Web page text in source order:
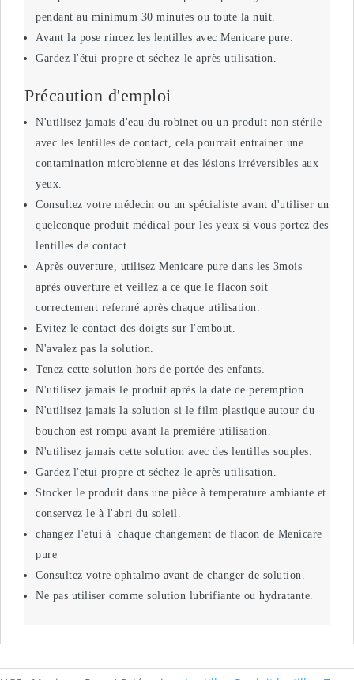
pendant au minimum 30 minutes ou toute la nuit.
Avant la pose rincez les lentilles avec Menicare pure.
Gardez l'étui propre et séchez-le après utilisation.
Précaution d'emploi
N'utilisez jamais d'eau du robinet ou un produit non stérile
avec les lentilles de contact, cela pourrait entrainer une
contamination microbienne et des lésions irréversibles aux
yeux.
Consultez votre médecin ou un spécialiste avant d'utiliser un
quelconque produit médical pour les yeux si vous portez des
lentilles de contact.
Après ouverture, utilisez Menicare pure dans les 3mois
après ouverture et veillez a ce que le flacon soit
correctement refermé après chaque utilisation.
Evitez le contact des doigts sur l'embout.
N'avalez pas la solution.
Tenez cette solution hors de portée des enfants.
N'utilisez jamais le produit après la date de peremption.
N'utilisez jamais la solution si le film plastique autour du
bouchon est rompu avant la première utilisation.
N'utilisez jamais cette solution avec des lentilles souples.
Gardez l'etui propre et séchez-le après utilisation.
Stocker le produit dans une pièce à temperature ambiante et
conservez le à l'abri du soleil.
changez l'etui à chaque changement de flacon de Menicare
pure
Consultez votre ophtalmo avant de changer de solution.
Ne pas utiliser comme solution lubrifiante ou hydratante.